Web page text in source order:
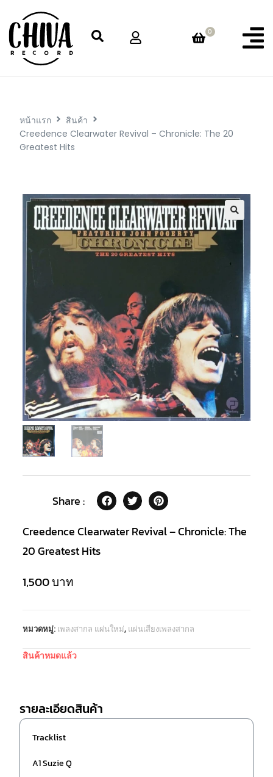
0
หน้าแรก
สินค้า
Creedence Clearwater Revival – Chronicle: The 20
Greatest Hits
Share :
Creedence Clearwater Revival – Chronicle: The
20 Greatest Hits
1,500บาท
หมวดหมู่: เพลงสากล แผ่นใหม่, แผ่นเสียงเพลงสากล
สินค้าหมดแล้ว
รายละเอียดสินค้า
Tracklist
A1 Suzie Q